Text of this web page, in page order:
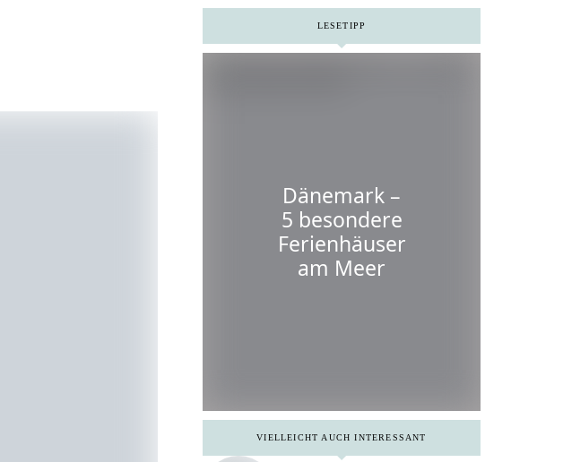
LESETIPP
Dänemark –
5 besondere
Ferienhäuser
am Meer
VIELLEICHT AUCH INTERESSANT